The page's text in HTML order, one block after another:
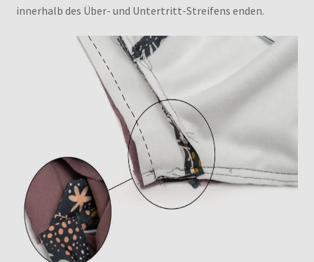
innerhalb des Über- und Untertritt-Streifens enden.